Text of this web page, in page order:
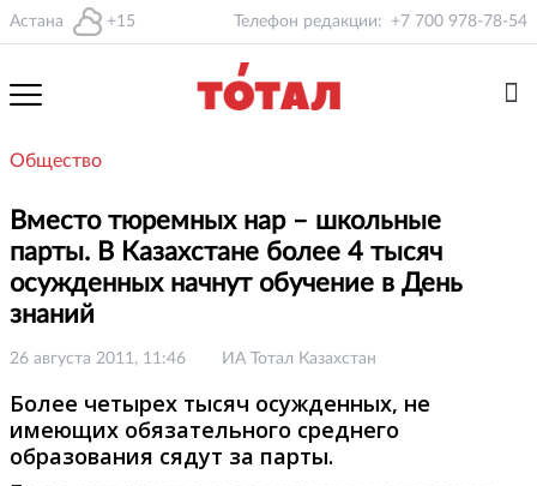
Астана +15 Телефон редакции: +7 700 978-78-54
Общество
Вместо тюремных нар – школьные
парты. В Казахстане более 4 тысяч
осужденных начнут обучение в День
знаний
26 августа 2011, 11:46 ИА Тотал Казахстан
Более четырех тысяч осужденных, не
имеющих обязательного среднего
образования сядут за парты.